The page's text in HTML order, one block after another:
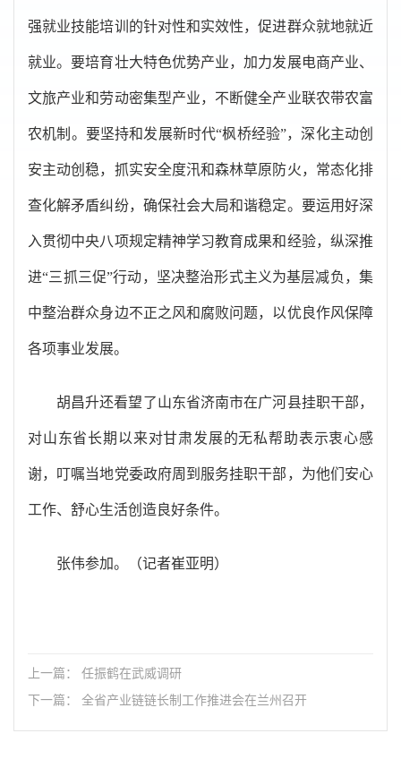
强就业技能培训的针对性和实效性，促进群众就地就近
就业。要培育壮大特色优势产业，加力发展电商产业、
文旅产业和劳动密集型产业，不断健全产业联农带农富
农机制。要坚持和发展新时代“枫桥经验”，深化主动创
安主动创稳，抓实安全度汛和森林草原防火，常态化排
查化解矛盾纠纷，确保社会大局和谐稳定。要运用好深
入贯彻中央八项规定精神学习教育成果和经验，纵深推
进“三抓三促”行动，坚决整治形式主义为基层减负，集
中整治群众身边不正之风和腐败问题，以优良作风保障
各项事业发展。
胡昌升还看望了山东省济南市在广河县挂职干部，
对山东省长期以来对甘肃发展的无私帮助表示衷心感
谢，叮嘱当地党委政府周到服务挂职干部，为他们安心
工作、舒心生活创造良好条件。
张伟参加。（记者崔亚明）
上一篇： 任振鹤在武威调研
下一篇： 全省产业链链长制工作推进会在兰州召开